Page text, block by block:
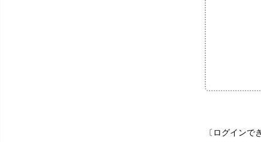
〔ログインで